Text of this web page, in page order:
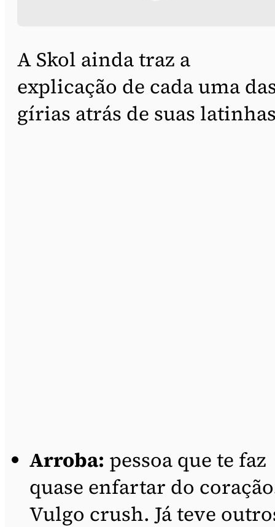
A Skol ainda traz a
explicação de cada uma
gírias atrás de suas
Arroba: pessoa que te faz
quase enfartar do
Vulgo crush. Já teve